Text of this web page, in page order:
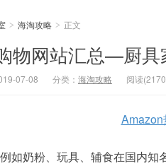
> 海淘攻略 > 正文
物网站汇总—厨具
07-08 分类： 海淘攻略 阅读
如奶粉、玩具、辅食在国内